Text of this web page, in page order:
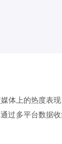
体上的热度表
过多平台数据